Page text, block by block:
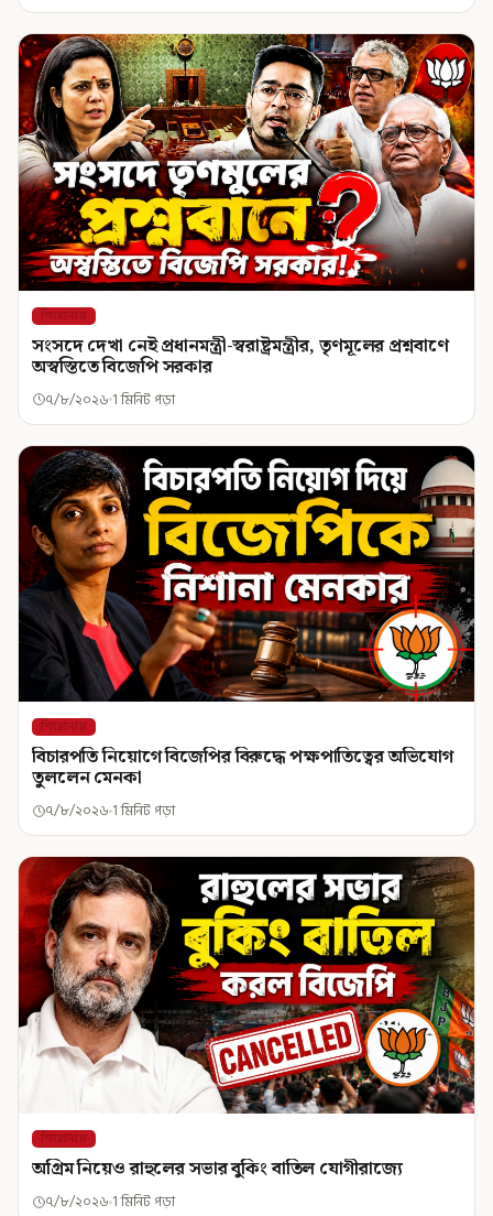
শিরোনাম
সংসদে দেখা নেই প্রধানমন্ত্রী-স্বরাষ্ট্রমন্ত্রীর, তৃণমূলের প্রশ্নবাণে
অস্বস্তিতে বিজেপি সরকার
৭/৮/২০২৬ 1 মিনিট পড়া
শিরোনাম
বিচারপতি নিয়োগে বিজেপির বিরুদ্ধে পক্ষপাতিত্বের অভিযোগ
তুললেন মেনকা
৭/৮/২০২৬ 1 মিনিট পড়া
শিরোনাম
অগ্রিম নিয়েও রাহুলের সভার বুকিং বাতিল যোগীরাজ্যে
৭/৮/২০২৬ 1 মিনিট পড়া